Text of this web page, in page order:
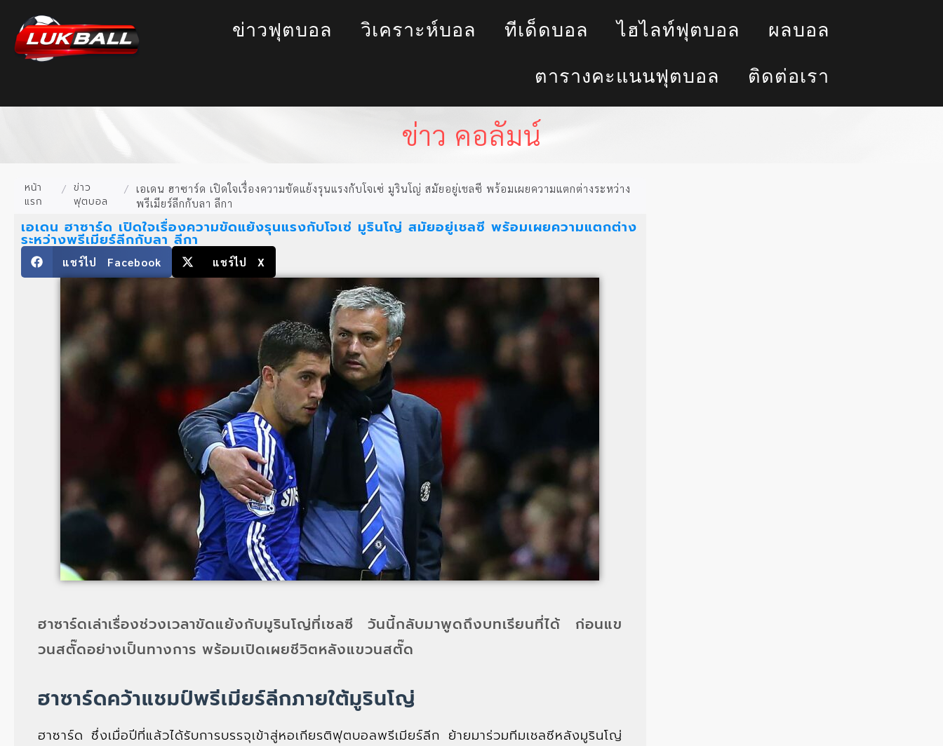
ข่าวฟุตบอล วิเคราะห์บอล ทีเด็ดบอล ไฮไลท์ฟุตบอล ผลบอล
ตารางคะแนนฟุตบอล ติดต่อเรา
ข่าว คอลัมน์
หน้า
แรก
/ ข่าว
ฟุตบอล
/
เอเดน ฮาซาร์ด เปิดใจเรื่องความขัดแย้งรุนแรงกับโจเซ่ มูรินโญ่ สมัยอยู่เชลซี พร้อมเผยความแตกต่างระหว่าง
พรีเมียร์ลีกกับลา ลีกา
เอเดน ฮาซาร์ด เปิดใจเรื่องความขัดแย้งรุนแรงกับโจเซ่ มูรินโญ่ สมัยอยู่เชลซี พร้อมเผยความแตกต่าง
ระหว่างพรีเมียร์ลีกกับลา ลีกา
แชร์ไป Facebook แชร์ไป X
ฮาซาร์ดเล่าเรื่องช่วงเวลาขัดแย้งกับมูรินโญ่ที่เชลซี วันนี้กลับมาพูดถึงบทเรียนที่ได้ ก่อนแข
วนสตั๊ดอย่างเป็นทางการ พร้อมเปิดเผยชีวิตหลังแขวนสตั๊ด
ฮาซาร์ดคว้าแชมป์พรีเมียร์ลีกภายใต้มูรินโญ่
ฮาซาร์ด ซึ่งเมื่อปีที่แล้วได้รับการบรรจุเข้าสู่หอเกียรติฟุตบอลพรีเมียร์ลีก ย้ายมาร่วมทีมเชลซีหลังมูรินโญ่